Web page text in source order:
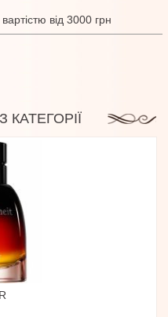
від 3000 грн
КАТЕГОРІЇ